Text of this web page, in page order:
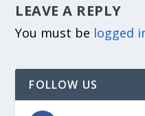
LEAVE A REPLY
You must be logged
FOLLOW US